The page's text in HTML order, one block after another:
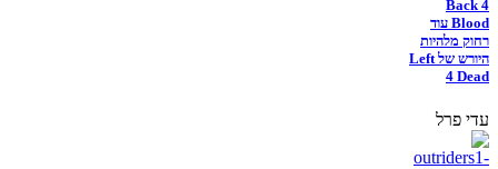
Back 4
Blood עוד
רחוק מלהיות
היורש של Left
4 Dead
עדי פרל